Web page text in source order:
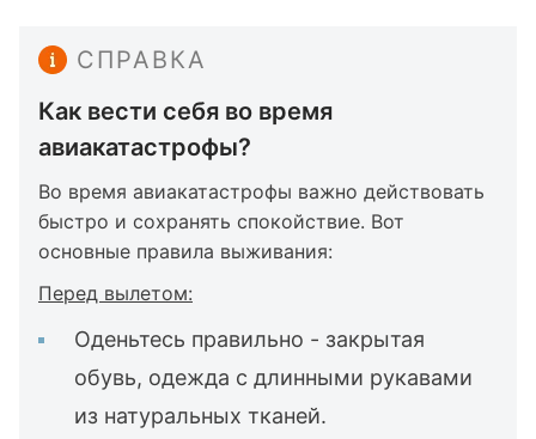
СПРАВКА
Как вести себя во время
авиакатастрофы?
Во время авиакатастрофы важно действовать
быстро и сохранять спокойствие. Вот
основные правила выживания:
Перед вылетом:
Оденьтесь правильно - закрытая
обувь, одежда с длинными рукавами
из натуральных тканей.